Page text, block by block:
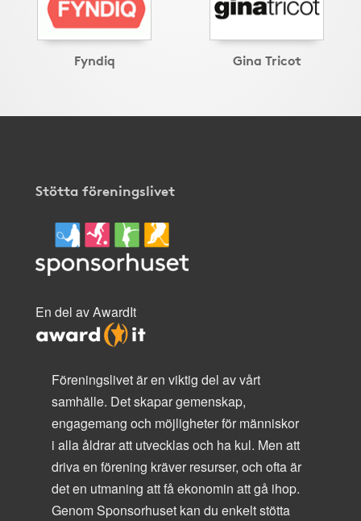
Fyndiq Gina Tricot
Stötta föreningslivet
En del av AwardIt
Föreningslivet är en viktig del av vårt
samhälle. Det skapar gemenskap,
engagemang och möjligheter för människor
i alla åldrar att utvecklas och ha kul. Men att
driva en förening kräver resurser, och ofta är
det en utmaning att få ekonomin att gå ihop.
Genom Sponsorhuset kan du enkelt stötta